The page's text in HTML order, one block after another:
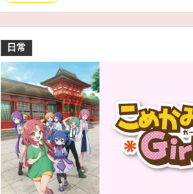
日常